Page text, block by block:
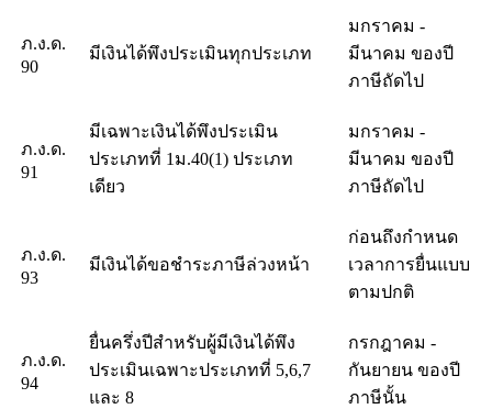
ภ.ง.ด.
90
มีเงินได้พึงประเมินทุกประเภท
มกราคม -
มีนาคม ของปี
ภาษีถัดไป
ภ.ง.ด.
91
มีเฉพาะเงินได้พึงประเมิน
ประเภทที่ 1ม.40(1) ประเภท
เดียว
มกราคม -
มีนาคม ของปี
ภาษีถัดไป
ภ.ง.ด.
93
มีเงินได้ขอชำระภาษีล่วงหน้า
ก่อนถึงกำหนด
เวลาการยื่นแบบ
ตามปกติ
ภ.ง.ด.
94
ยื่นครึ่งปีสำหรับผู้มีเงินได้พึง
ประเมินเฉพาะประเภทที่ 5,6,7
และ 8
กรกฎาคม -
กันยายน ของปี
ภาษีนั้น